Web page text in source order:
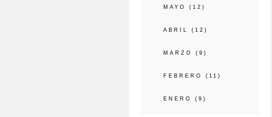
MAYO (12)
ABRIL (12)
MARZO (9)
FEBRERO (11)
ENERO (9)